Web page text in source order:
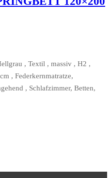
, Textil , massiv , H2 ,
, Federkernmatratze,
, Schlafzimmer, Betten,